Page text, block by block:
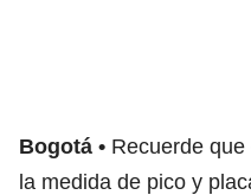
Bogotá
Recuerde
la medida de pico y